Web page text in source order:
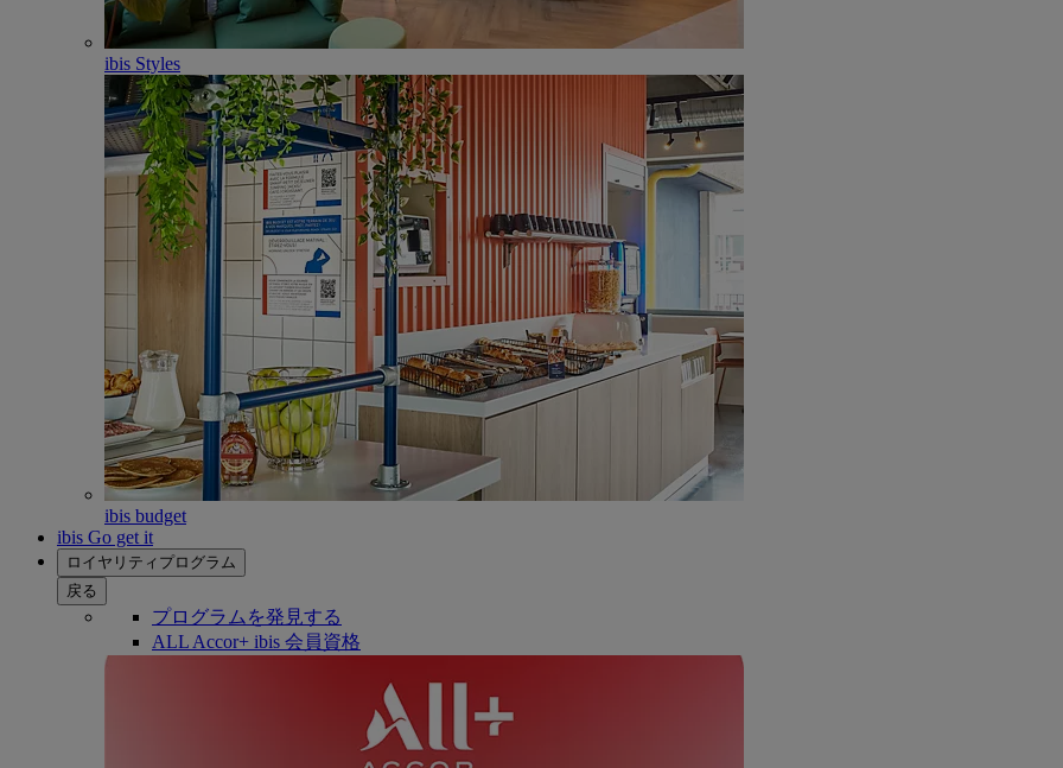
ibis Styles
ibis budget
ibis Go get it
ロイヤリティプログラム
戻る
プログラムを発見する
ALL Accor+ ibis 会員資格